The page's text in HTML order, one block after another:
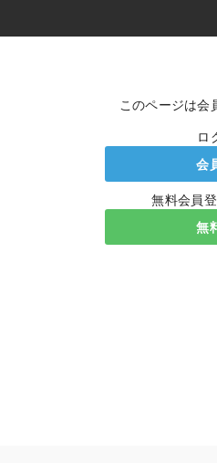
このページは会
ロ
会
無料会員
無